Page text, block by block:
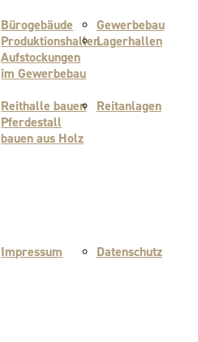
Bürogebäude
Gewerbebau
ProduktionshallenLagerhallen
Aufstockungen
im Gewerbebau
Reithalle bauen
Reitanlagen
Pferdestall
bauen aus Holz
Impressum
Datenschutz